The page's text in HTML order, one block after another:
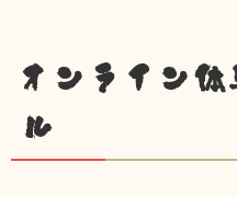
オンライン
ル